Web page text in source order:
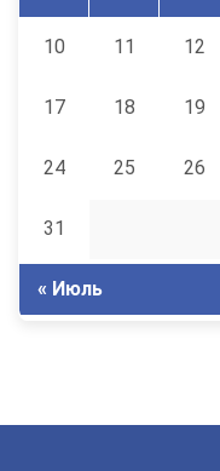
10 11 12
17 18 19
24 25 26
31
« Июль